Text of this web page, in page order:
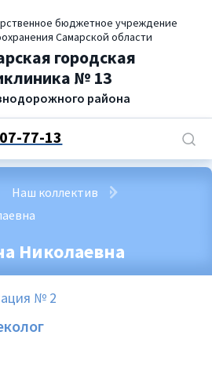
бюджетное учреждение
Самарской области
городская
№ 13
района
77-13
Наш коллектив
Николаевна
№ 2